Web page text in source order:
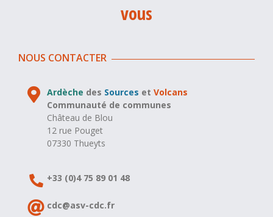
vous
NOUS CONTACTER
Ardèche des Sources etVolcans
Communauté de communes
Château de Blou
12 rue Pouget
07330 Thueyts
+33 (0)4 75 89 01 48
cdc@asv-cdc.fr